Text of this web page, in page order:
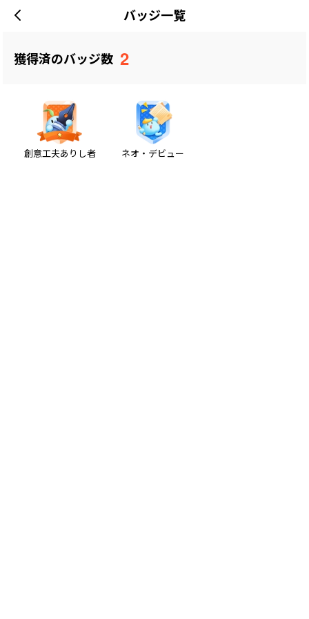
バッジ一覧
獲得済のバッジ数 2
創意工夫ありし者 ネオ・デビュー